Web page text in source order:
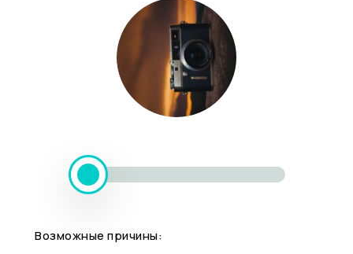
Возможные причины: